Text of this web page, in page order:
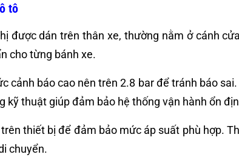
tô
được dán trên thân xe, thường nằm ở cánh
cho từng bánh xe.
cảnh báo cao nên trên 2.8 bar để tránh báo
thuật giúp đảm bảo hệ thống vận hành ổn
thiết bị để đảm bảo mức áp suất phù hợp.
chuyển.